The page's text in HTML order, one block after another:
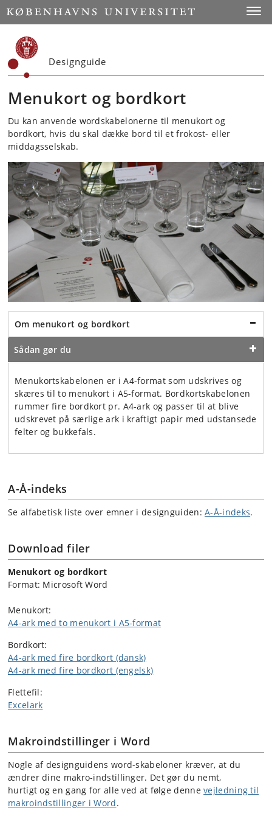
Start
Designguide
Menukort og bordkort
Du kan anvende wordskabelonerne til menukort og
bordkort, hvis du skal dække bord til et frokost- eller
middagsselskab.
Om menukort og bordkort
Sådan gør du
Menukortskabelonen er i A4-format som udskrives og
skæres til to menukort i A5-format. Bordkortskabelonen
rummer fire bordkort pr. A4-ark og passer til at blive
udskrevet på særlige ark i kraftigt papir med udstansede
felter og bukkefals.
A-Å-indeks
Se alfabetisk liste over emner i designguiden:A-Å-indeks.
Download filer
Menukort og bordkort
Format: Microsoft Word
Menukort:
A4-ark med to menukort i A5-format
Bordkort:
A4-ark med fire bordkort (dansk)
A4-ark med fire bordkort (engelsk)
Flettefil:
Excelark
Makroindstillinger i Word
Nogle af designguidens word-skabeloner kræver, at du
ændrer dine makro-indstillinger. Det gør du nemt,
hurtigt og en gang for alle ved at følge dennevejledning til
makroindstillinger i Word.